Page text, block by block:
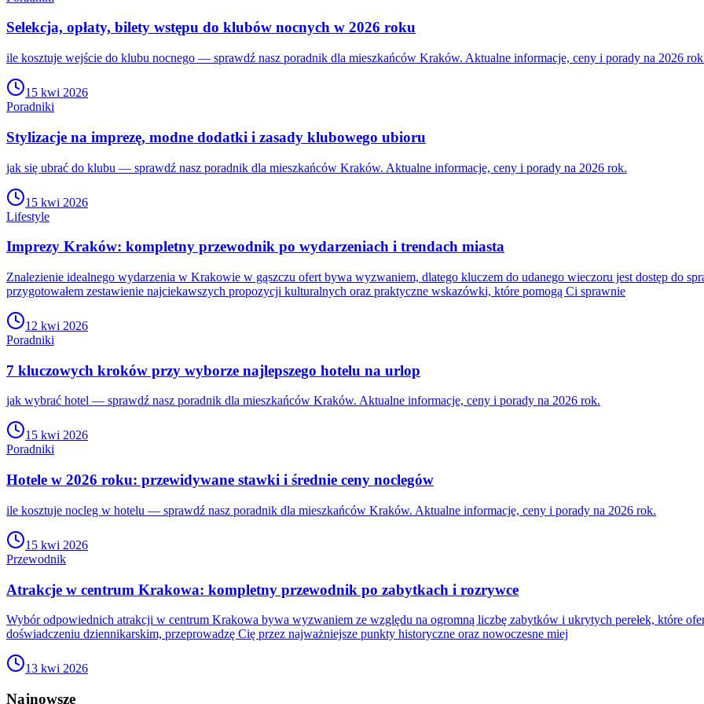
Selekcja, opłaty, bilety wstępu do klubów nocnych w 2026 roku
ile kosztuje wejście do klubu nocnego — sprawdź nasz poradnik dla mieszkańców Kraków. Aktualne informacje, ceny i porady na 2026
15 kwi 2026
Poradniki
Stylizacje na imprezę, modne dodatki i zasady klubowego ubioru
jak się ubrać do klubu — sprawdź nasz poradnik dla mieszkańców Kraków. Aktualne informacje, ceny i porady na 2026 rok.
15 kwi 2026
Lifestyle
Imprezy Kraków: kompletny przewodnik po wydarzeniach i trendach miasta
Znalezienie idealnego wydarzenia w Krakowie w gąszczu ofert bywa wyzwaniem, dlatego kluczem do udanego wieczoru jest dostęp do
przygotowałem zestawienie najciekawszych propozycji kulturalnych oraz praktyczne wskazówki, które pomogą Ci sprawnie
12 kwi 2026
Poradniki
7 kluczowych kroków przy wyborze najlepszego hotelu na urlop
jak wybrać hotel — sprawdź nasz poradnik dla mieszkańców Kraków. Aktualne informacje, ceny i porady na 2026 rok.
15 kwi 2026
Poradniki
Hotele w 2026 roku: przewidywane stawki i średnie ceny noclegów
ile kosztuje nocleg w hotelu — sprawdź nasz poradnik dla mieszkańców Kraków. Aktualne informacje, ceny i porady na 2026 rok.
15 kwi 2026
Przewodnik
Atrakcje w centrum Krakowa: kompletny przewodnik po zabytkach i rozrywce
Wybór odpowiednich atrakcji w centrum Krakowa bywa wyzwaniem ze względu na ogromną liczbę zabytków i ukrytych perełek, które
doświadczeniu dziennikarskim, przeprowadzę Cię przez najważniejsze punkty historyczne oraz nowoczesne miej
13 kwi 2026
Najnowsze